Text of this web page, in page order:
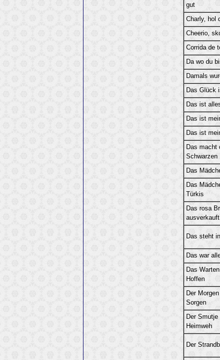
gut
Charly, hol
Cheerio,
Corrida de
Da wo du
Damals
Das Glück
Das ist
Das ist
Das ist
Das macht
Schwarzen
Das
Das
Türkis
Das rosa
ausverkauft
Das steht
Das war
Das
Hoffen
Der
Sorgen
Der
Heimweh
Der